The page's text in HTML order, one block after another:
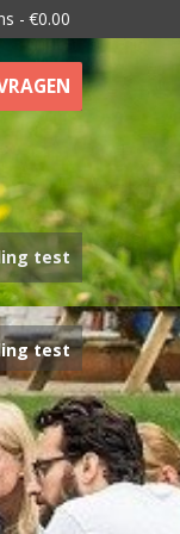
€0.00
test
test